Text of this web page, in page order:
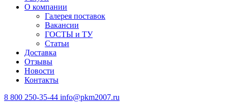
О компании
Галерея поставок
Вакансии
ГОСТЫ и ТУ
Статьи
Доставка
Отзывы
Новости
Контакты
8 800 250-35-44 info@pkm2007.ru